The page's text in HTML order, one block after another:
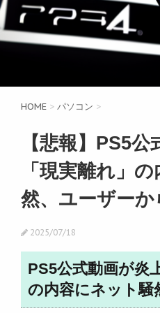
HOME > パソコン >
【悲報】PS5公
「現実離れ」
然、ユーザーか
2025/07/18
PS5公式動画が炎
の内容にネット騒